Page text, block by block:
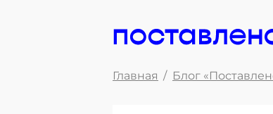
Главная Блог